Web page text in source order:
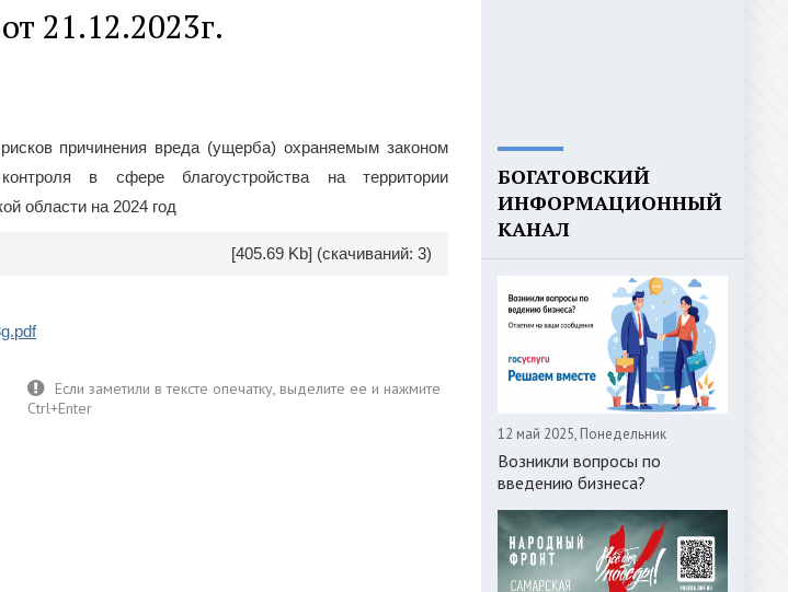
21.12.2023г.
причинения вреда (ущерба) охраняемым законом
в сфере благоустройства на территории
области на 2024 год
[405.69 Kb] (cкачиваний: 3)
БОГАТОВСКИЙ
ИНФОРМАЦИОННЫЙ
КАНАЛ
12 май 2025, Понедельник
Возникли вопросы по
введению бизнеса?